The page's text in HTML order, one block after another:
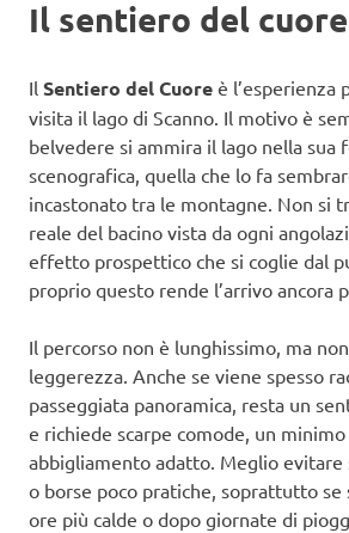
Il sentiero del cuore
Il Sentiero del Cuore è l’esperienza
visita il lago di Scanno. Il motivo è
belvedere si ammira il lago nella sua
scenografica, quella che lo fa
incastonato tra le montagne. Non si
reale del bacino vista da ogni
effetto prospettico che si coglie dal
proprio questo rende l’arrivo ancora
Il percorso non è lunghissimo, ma
leggerezza. Anche se viene spesso
passeggiata panoramica, resta un
e richiede scarpe comode, un
abbigliamento adatto. Meglio evitare
o borse poco pratiche, soprattutto se
ore più calde o dopo giornate di